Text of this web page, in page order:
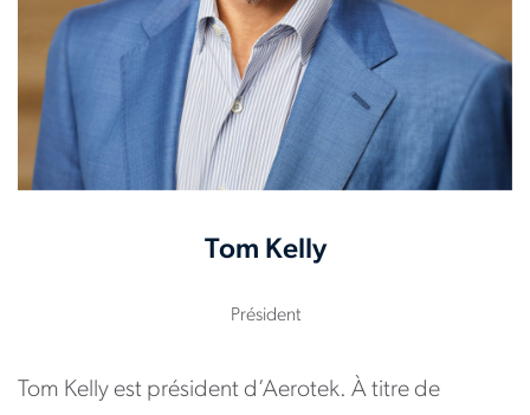
Tom Kelly
Président
Tom Kelly est président d’Aerotek. À titre de